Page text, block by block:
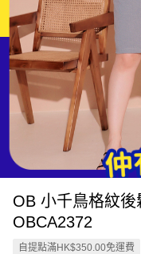
OB 小千鳥格紋
OBCA2372
自提點滿HK$350.00免運費